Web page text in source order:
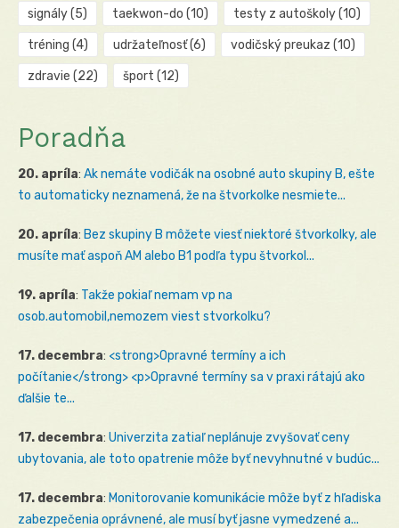
signály(5) taekwon-do (10) testy z autoškoly(10)
tréning (4) udržateľnosť(6) vodičský preukaz (10)
zdravie (22) šport (12)
Poradňa
20. apríla: Ak nemáte vodičák na osobné auto skupiny B, ešte
to automaticky neznamená, že na štvorkolke nesmiete...
20. apríla: Bez skupiny B môžete viesť niektoré štvorkolky, ale
musíte mať aspoň AM alebo B1 podľa typu štvorkol...
19. apríla: Takže pokiaľ nemam vp na
osob.automobil,nemozem viest stvorkolku?
17. decembra: <strong>Opravné termíny a ich
počítanie</strong> <p>Opravné termíny sa v praxi rátajú ako
ďalšie te...
17. decembra: Univerzita zatiaľ neplánuje zvyšovať ceny
ubytovania, ale toto opatrenie môže byť nevyhnutné v budúc...
17. decembra: Monitorovanie komunikácie môže byť z hľadiska
zabezpečenia oprávnené, ale musí byť jasne vymedzené a...